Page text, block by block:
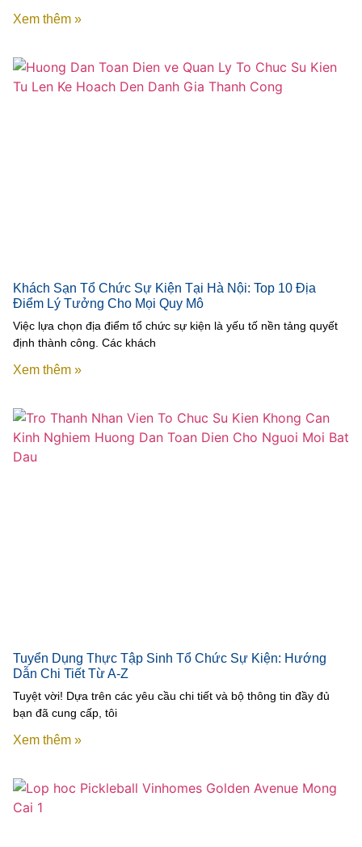
Xem thêm »
Khách Sạn Tổ Chức Sự Kiện Tại Hà Nội: Top 10 Địa
Điểm Lý Tưởng Cho Mọi Quy Mô
Việc lựa chọn địa điểm tổ chức sự kiện là yếu tố nền tảng quyết
định thành công. Các khách
Xem thêm »
Tuyển Dụng Thực Tập Sinh Tổ Chức Sự Kiện: Hướng
Dẫn Chi Tiết Từ A-Z
Tuyệt vời! Dựa trên các yêu cầu chi tiết và bộ thông tin đầy đủ
bạn đã cung cấp, tôi
Xem thêm »